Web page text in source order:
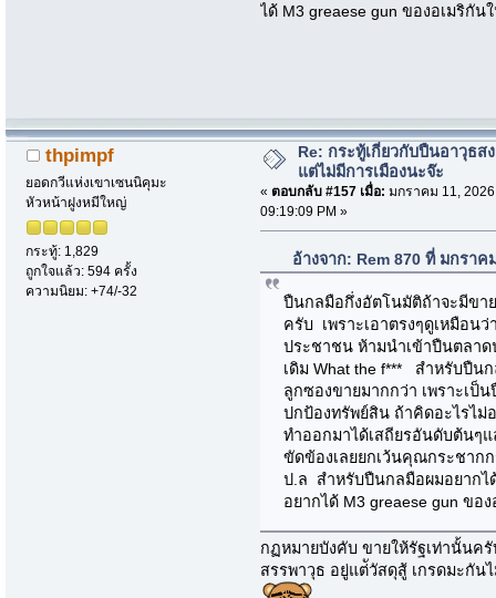
ได้ M3 greaese gun ของอเมริกั
thpimpf
ยอดกวีแห่งเขาเซนนิคุมะ
หัวหน้าฝูงหมีใหญ่
กระทู้: 1,829
ถูกใจแล้ว: 594 ครั้ง
ความนิยม: +74/-32
Re: กระทู้เกี่ยวกับปืนอาวุธส
แต่ไม่มีการเมืองนะจ๊ะ
« ตอบกลับ #157 เมื่อ: มกราคม 11,
09:19:09 PM »
อ้างจาก: Rem 870 ที่ มกราค
ปืนกลมือกึ่งอัตโนมัติถ้าจะมีขา
ครับ เพราะเอาตรงๆดูเหมือน
ประชาชน ห้ามนำเข้าปืนตลา
เดิม What the f*** สำหรับปืน
ลูกซองขายมากกว่า เพราะเป็
ปกป้องทรัพย์สิน ถ้าคิดอะไรไม่
ทำออกมาได้เสถียรอันดับต้นๆ
ขัดข้องเลยยกเว้นคุณกระชาก
ป.ล สำหรับปืนกลมือผมอยาก
อยากได้ M3 greaese gun ขอ
กฏหมายบังคับ ขายให้รัฐเท่านั้นค
สรรพาวุธ อยู่แต่ัวัสดุสู้ เกรดมะกัน